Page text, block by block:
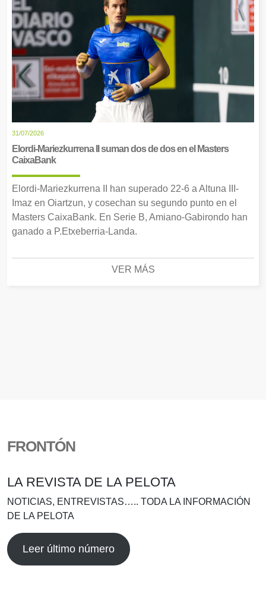
31/07/2026
Elordi-Mariezkurrena II suman dos de dos en el Masters
CaixaBank
Elordi-Mariezkurrena II han superado 22-6 a Altuna III-
Imaz en Oiartzun, y cosechan su segundo punto en el
Masters CaixaBank. En Serie B, Amiano-Gabirondo han
ganado a P.Etxeberria-Landa.
VER MÁS
FRONTÓN
LA REVISTA DE LA PELOTA
NOTICIAS, ENTREVISTAS….. TODA LA INFORMACIÓN
DE LA PELOTA
Leer último número